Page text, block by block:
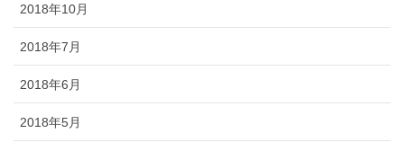
2018年10月
2018年7月
2018年6月
2018年5月